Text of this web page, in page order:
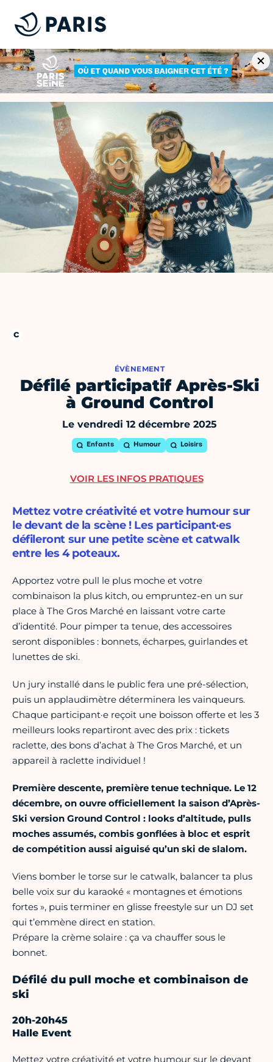
ÉVÈNEMENT
Défilé participatif Après-Ski
à Ground Control
Le vendredi 12 décembre 2025
Enfants Humour Loisirs
Mettez votre créativité et votre humour sur
le devant de la scène ! Les participant·es
défileront sur une petite scène et catwalk
entre les 4 poteaux.
Apportez votre pull le plus moche et votre
combinaison la plus kitch, ou empruntez-en un sur
place à The Gros Marché en laissant votre carte
d’identité. Pour pimper ta tenue, des accessoires
seront disponibles : bonnets, écharpes, guirlandes et
lunettes de ski.
Un jury installé dans le public fera une pré-sélection,
puis un applaudimètre déterminera les vainqueurs.
Chaque participant·e reçoit une boisson offerte et les 3
meilleurs looks repartiront avec des prix : tickets
raclette, des bons d’achat à The Gros Marché, et un
appareil à raclette individuel !
Première descente, première tenue technique. Le 12
décembre, on ouvre officiellement la saison d’Après-
Ski version Ground Control : looks d’altitude, pulls
moches assumés, combis gonflées à bloc et esprit
de compétition aussi aiguisé qu’un ski de slalom.
Viens bomber le torse sur le catwalk, balancer ta plus
belle voix sur du karaoké « montagnes et émotions
fortes », puis terminer en glisse freestyle sur un DJ set
qui t’emmène direct en station.
Prépare la crème solaire : ça va chauffer sous le
bonnet.
Défilé du pull moche et combinaison de
ski
20h-20h45
Halle Event
Mettez votre créativité et votre humour sur le devant
VOIR LES INFOS PRATIQUES